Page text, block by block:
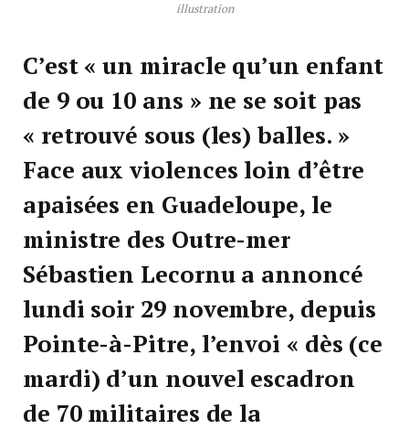
illustration
C’est « un miracle qu’un enfant
de 9 ou 10 ans » ne se soit pas
« retrouvé sous (les) balles. »
Face aux violences loin d’être
apaisées en Guadeloupe, le
ministre des Outre-mer
Sébastien Lecornu a annoncé
lundi soir 29 novembre, depuis
Pointe-à-Pitre, l’envoi « dès (ce
mardi) d’un nouvel escadron
de 70 militaires de la